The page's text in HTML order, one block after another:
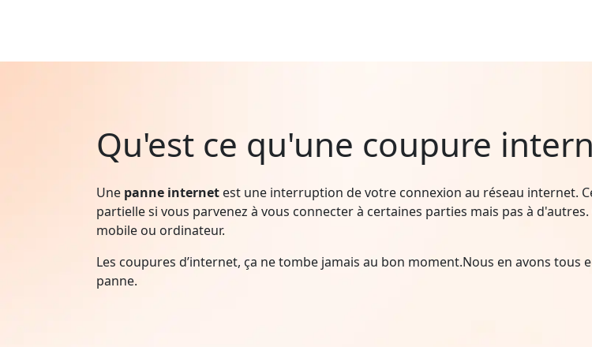
Qu'est ce qu'une coupure
Une panne internet est une interruption de votre connexion au réseau internet.
partielle si vous parvenez à vous connecter à certaines parties mais pas à
mobile ou ordinateur.
Les coupures d’internet, ça ne tombe jamais au bon moment.Nous en avons
panne.